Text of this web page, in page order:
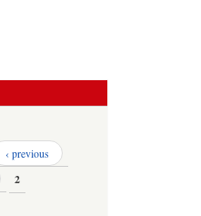
‹ previous
2